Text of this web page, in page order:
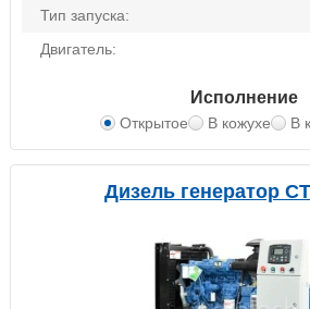
Тип запуска:
Двигатель:
Исполнение
Открытое В кожухе В
Дизель генератор